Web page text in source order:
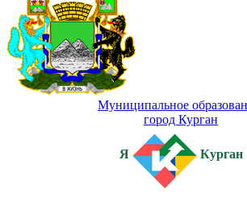
Муниципальное
город Курган
Я Курган